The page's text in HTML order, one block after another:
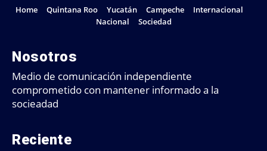
Home Quintana Roo Yucatán Campeche
Internacional
Nacional
Sociedad
Nosotros
Medio de comunicación independiente
comprometido con mantener informado a la
socieadad
Reciente